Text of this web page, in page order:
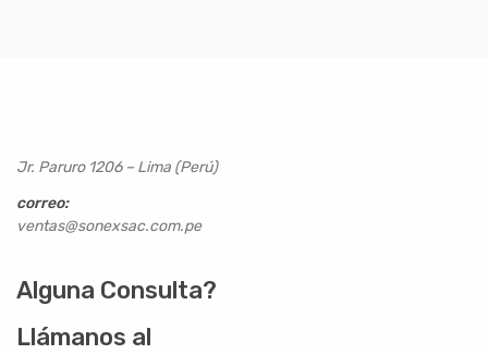
Jr. Paruro 1206 – Lima (Perú)
correo:
ventas@sonexsac.com.pe
Alguna Consulta?
Llámanos al